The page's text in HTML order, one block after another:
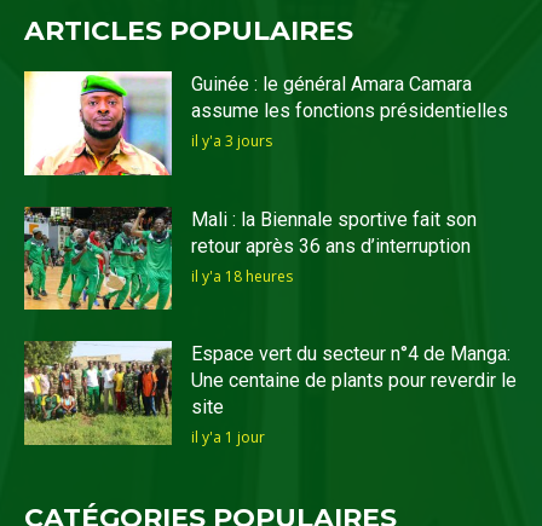
ARTICLES POPULAIRES
Guinée : le général Amara Camara
assume les fonctions présidentielles
il y'a 3 jours
Mali : la Biennale sportive fait son
retour après 36 ans d’interruption
il y'a 18 heures
Espace vert du secteur n°4 de Manga:
Une centaine de plants pour reverdir le
site
il y'a 1 jour
CATÉGORIES POPULAIRES